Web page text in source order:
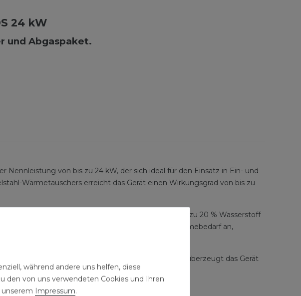
24 kW
und Abgaspaket.
Nennleistung von bis zu 24 kW, der sich ideal für den Einsatz in Ein- und
Wärmetauschers erreicht das Gerät einen Wirkungsgrad von bis zu
den Betrieb mit Erdgas E/LL, Flüssiggas und bis zu 20 % Wasserstoff
Heizleistung automatisch an den tatsächlichen Wärmebedarf an,
in Technikräumen oder Wohnbereichen. Zudem überzeugt das Gerät
bewohnten Gebäuden macht.
während andere uns helfen, diese
den von uns verwendeten Cookies und Ihren
unserem Impressum.